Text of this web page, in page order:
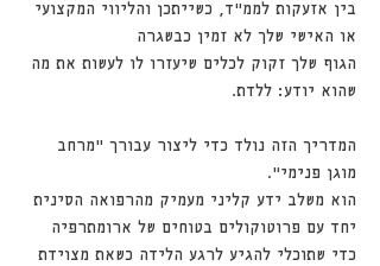
בין אזעקות לממ"ד, כשייתכן והליווי המקצועי
או האישי שלך לא זמין כבשגרה
הגוף שלך זקוק לכלים שיעזרו לו לעשות את מה
שהוא יודע: ללדת.
המדריך הזה נולד כדי ליצור עבורך "מרחב
מוגן פנימי".
הוא משלב ידע קליני מעמיק מהרפואה הסינית
יחד עם פרוטוקולים בטוחים של ארומתרפיה
כדי שתוכלי להגיע לרגע הלידה כשאת מצוידת